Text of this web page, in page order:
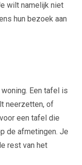
wilt namelijk niet
hun bezoek aan
Een tafel is
neerzetten, of
een tafel die
de afmetingen. Je
rest van het